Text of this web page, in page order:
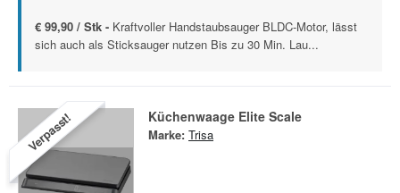
€ 99,90 / Stk - Kraftvoller Handstaubsauger BLDC-Motor, lässt
sich auch als Sticksauger nutzen Bis zu 30 Min. Lau...
Verpasst! Küchenwaage Elite Scale
Marke: Trisa